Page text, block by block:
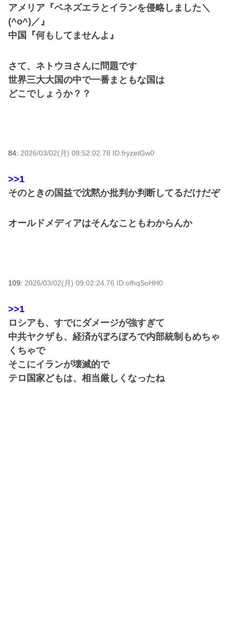
アメリア『ベネズエラとイランを侵略しました＼
(^o^)／』
中国『何もしてませんよ』
さて、ネトウヨさんに問題です
世界三大大国の中で一番まともな国は
どこでしょうか？？
84: 2026/03/02(月) 08:52:02.78 ID:fryzetGw0
>>1
そのときの国益で沈黙か批判か判断してるだけだぞ
オールドメディアはそんなこともわからんか
109: 2026/03/02(月) 09:02:24.76 ID:ofhqSoHH0
>>1
ロシアも、すでにダメージが強すぎて
中共ヤクザも、経済がぼろぼろで内部統制もめちゃ
くちゃで
そこにイランが壊滅的で
テロ国家どもは、相当厳しくなったね